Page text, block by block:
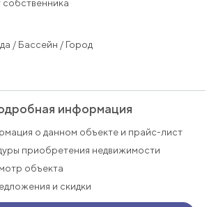
собственника
/ Бассейн / Город
информация
о данном объекте и прайс-лист
приобретения недвижимости
объекта
и скидки